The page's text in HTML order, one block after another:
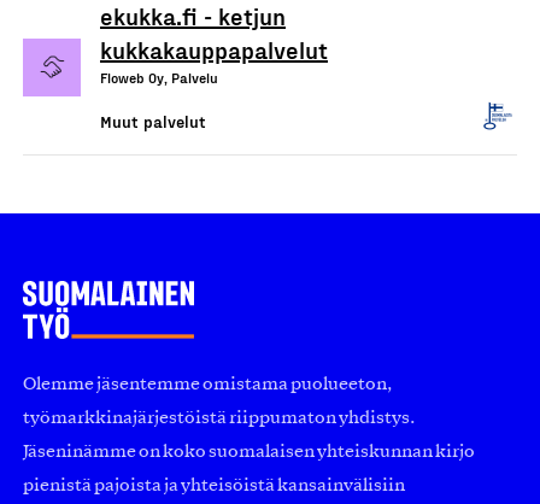
ekukka.fi - ketjun
kukkakauppapalvelut
Floweb Oy, Palvelu
Muut palvelut
Olemme jäsentemme omistama puolueeton,
työmarkkinajärjestöistä riippumaton yhdistys.
Jäseninämme on koko suomalaisen yhteiskunnan kirjo
pienistä pajoista ja yhteisöistä kansainvälisiin